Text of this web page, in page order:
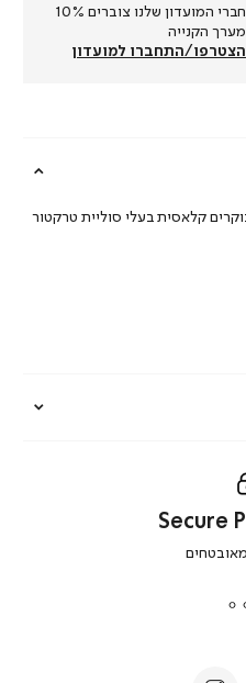
חברי המועדון שלנו צוברים 10%
מערך הקנייה
הצטרפו/התחברו למועדון
קלאסית בעלי סוליית טרקטור
secure
Secure